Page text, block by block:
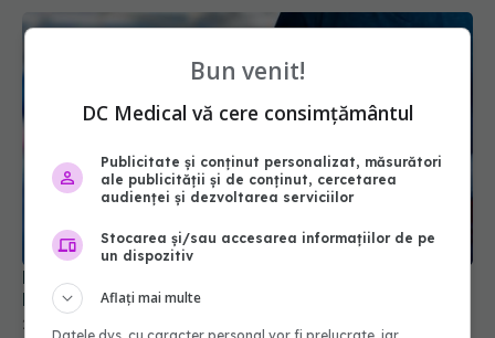
Hernia inghinală, cauze, diagnostic și tratament.
Medic: Poate să apară la orice vârstă
25 noi 2022, 11:14
Bun venit!
DC Medical vă cere consimțământul
Publicitate și conținut personalizat, măsurători
ale publicității și de conținut, cercetarea
audienței și dezvoltarea serviciilor
Stocarea și/sau accesarea informațiilor de pe
un dispozitiv
Aflați mai multe